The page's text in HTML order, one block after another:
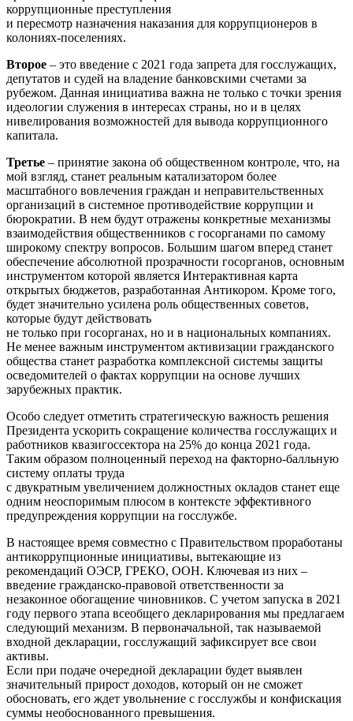
коррупционные преступления
и пересмотр назначения наказания для коррупционеров в
колониях-поселениях.
Второе – это введение с 2021 года запрета для госслужащих,
депутатов и судей на владение банковскими счетами за
рубежом. Данная инициатива важна не только с точки зрения
идеологии служения в интересах страны, но и в целях
нивелирования возможностей для вывода коррупционного
капитала.
Третье – принятие закона об общественном контроле, что, на
мой взгляд, станет реальным катализатором более
масштабного вовлечения граждан и неправительственных
организаций в системное противодействие коррупции и
бюрократии. В нем будут отражены конкретные механизмы
взаимодействия общественников с госорганами по самому
широкому спектру вопросов. Большим шагом вперед станет
обеспечение абсолютной прозрачности госорганов, основным
инструментом которой является Интерактивная карта
открытых бюджетов, разработанная Антикором. Кроме того,
будет значительно усилена роль общественных советов,
которые будут действовать
не только при госорганах, но и в национальных компаниях.
Не менее важным инструментом активизации гражданского
общества станет разработка комплексной системы защиты
осведомителей о фактах коррупции на основе лучших
зарубежных практик.
Особо следует отметить стратегическую важность решения
Президента ускорить сокращение количества госслужащих и
работников квазигоссектора на 25% до конца 2021 года.
Таким образом полноценный переход на факторно-балльную
систему оплаты труда
с двукратным увеличением должностных окладов станет еще
одним неоспоримым плюсом в контексте эффективного
предупреждения коррупции на госслужбе.
В настоящее время совместно с Правительством проработаны
антикоррупционные инициативы, вытекающие из
рекомендаций ОЭСР, ГРЕКО, ООН. Ключевая из них –
введение гражданско-правовой ответственности за
незаконное обогащение чиновников. С учетом запуска в 2021
году первого этапа всеобщего декларирования мы предлагаем
следующий механизм. В первоначальной, так называемой
входной декларации, госслужащий зафиксирует все свои
активы.
Если при подаче очередной декларации будет выявлен
значительный прирост доходов, который он не сможет
обосновать, его ждет увольнение с госслужбы и конфискация
суммы необоснованного превышения.